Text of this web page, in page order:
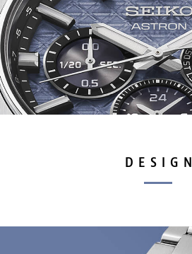
DESIGN